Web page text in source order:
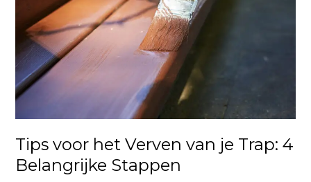
Tips voor het Verven van je Trap: 4
Belangrijke Stappen
Trap:
4
Belangrijke
Stappen